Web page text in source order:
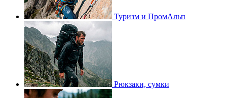
Туризм и ПромАльп
Рюкзаки, сумки